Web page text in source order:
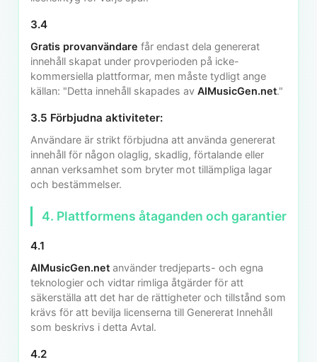
3.4
Gratis provanvändare får endast dela genererat
innehåll skapat under provperioden på icke-
kommersiella plattformar, men måste tydligt ange
källan: "Detta innehåll skapades av AIMusicGen.net."
3.5 Förbjudna aktiviteter:
Användare är strikt förbjudna att använda genererat
innehåll för någon olaglig, skadlig, förtalande eller
annan verksamhet som bryter mot tillämpliga lagar
och bestämmelser.
4. Plattformens åtaganden och garantier
4.1
AIMusicGen.net använder tredjeparts- och egna
teknologier och vidtar rimliga åtgärder för att
säkerställa att det har de rättigheter och tillstånd som
krävs för att bevilja licenserna till Genererat Innehåll
som beskrivs i detta Avtal.
4.2